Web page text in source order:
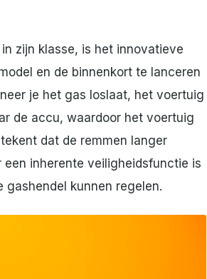
in zijn klasse, is het innovatieve
en de binnenkort te lanceren
je het gas loslaat, het voertuig
de accu, waardoor het voertuig
dat de remmen langer
inherente veiligheidsfunctie is
gashendel kunnen regelen.